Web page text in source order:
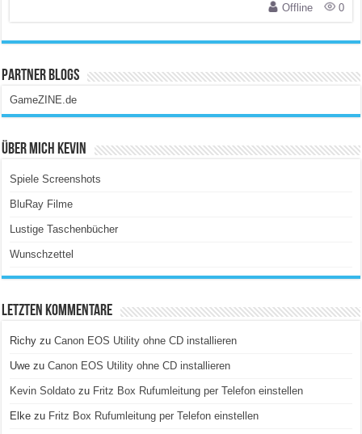
Offline
0
Partner Blogs
GameZINE.de
Über Mich Kevin
Spiele Screenshots
BluRay Filme
Lustige Taschenbücher
Wunschzettel
Letzten Kommentare
Richy zuCanon EOS Utility ohne CD installieren
Uwe zuCanon EOS Utility ohne CD installieren
Kevin Soldato zu Fritz Box Rufumleitung per Telefon einstellen
Elke zu Fritz Box Rufumleitung per Telefon einstellen